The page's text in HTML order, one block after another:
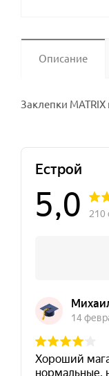
Описание
Заклепки